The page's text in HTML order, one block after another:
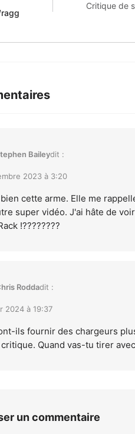
Critique de
Baileydit :
2023 à 3:20
cette arme. Elle me
super vidéo. J'ai hâte de
!????????
Roddadit :
2024 à 19:37
ils fournir des chargeurs
Quand vas-tu tirer
un commentaire